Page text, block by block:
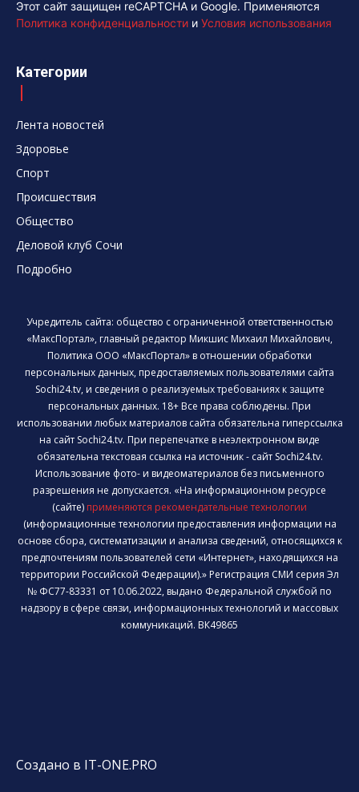
Этот сайт защищен reCAPTCHA и Google. Применяются
Политика конфиденциальности и Условия использования
Категории
Лента новостей
Здоровье
Спорт
Происшествия
Общество
Деловой клуб Сочи
Подробно
Учредитель сайта: общество с ограниченной ответственностью
«МаксПортал», главный редактор Микшис Михаил Михайлович,
Политика ООО «МаксПортал» в отношении обработки
персональных данных, предоставляемых пользователями сайта
Sochi24.tv, и сведения о реализуемых требованиях к защите
персональных данных. 18+ Все права соблюдены. При
использовании любых материалов сайта обязательна гиперссылка
на сайт Sochi24.tv. При перепечатке в неэлектронном виде
обязательна текстовая ссылка на источник - сайт Sochi24.tv.
Использование фото- и видеоматериалов без письменного
разрешения не допускается. «На информационном ресурсе
(сайте) применяются рекомендательные технологии
(информационные технологии предоставления информации на
основе сбора, систематизации и анализа сведений, относящихся к
предпочтениям пользователей сети «Интернет», находящихся на
территории Российской Федерации).» Регистрация СМИ серия Эл
№ ФС77-83331 от 10.06.2022, выдано Федеральной службой по
надзору в сфере связи, информационных технологий и массовых
коммуникаций. ВК49865
Создано в IT-ONE.PRO